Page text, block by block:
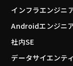
インフラエンジニ
Androidエンジニ
社内SE
データサイエンテ